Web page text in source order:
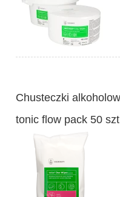
Chusteczki
tonic flow pack 50